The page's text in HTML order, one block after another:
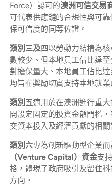
Force）認可的澳洲可信交易
可代表供應鏈的合規性與可
保可信度的同等佐證。
類別三及四以勞動力結構為
數較少、但本地員工佔比達
對擔保量大、本地員工佔比
均旨在獎勵切實支持本地就業
類別五適用於在澳洲進行重
開設定固定的投資金額門檻
交資本投入及經濟貢獻的相關
類別六專為創新驅動型企業
（Venture Capital）資金支
格，體現了政府吸引及留住
方向。